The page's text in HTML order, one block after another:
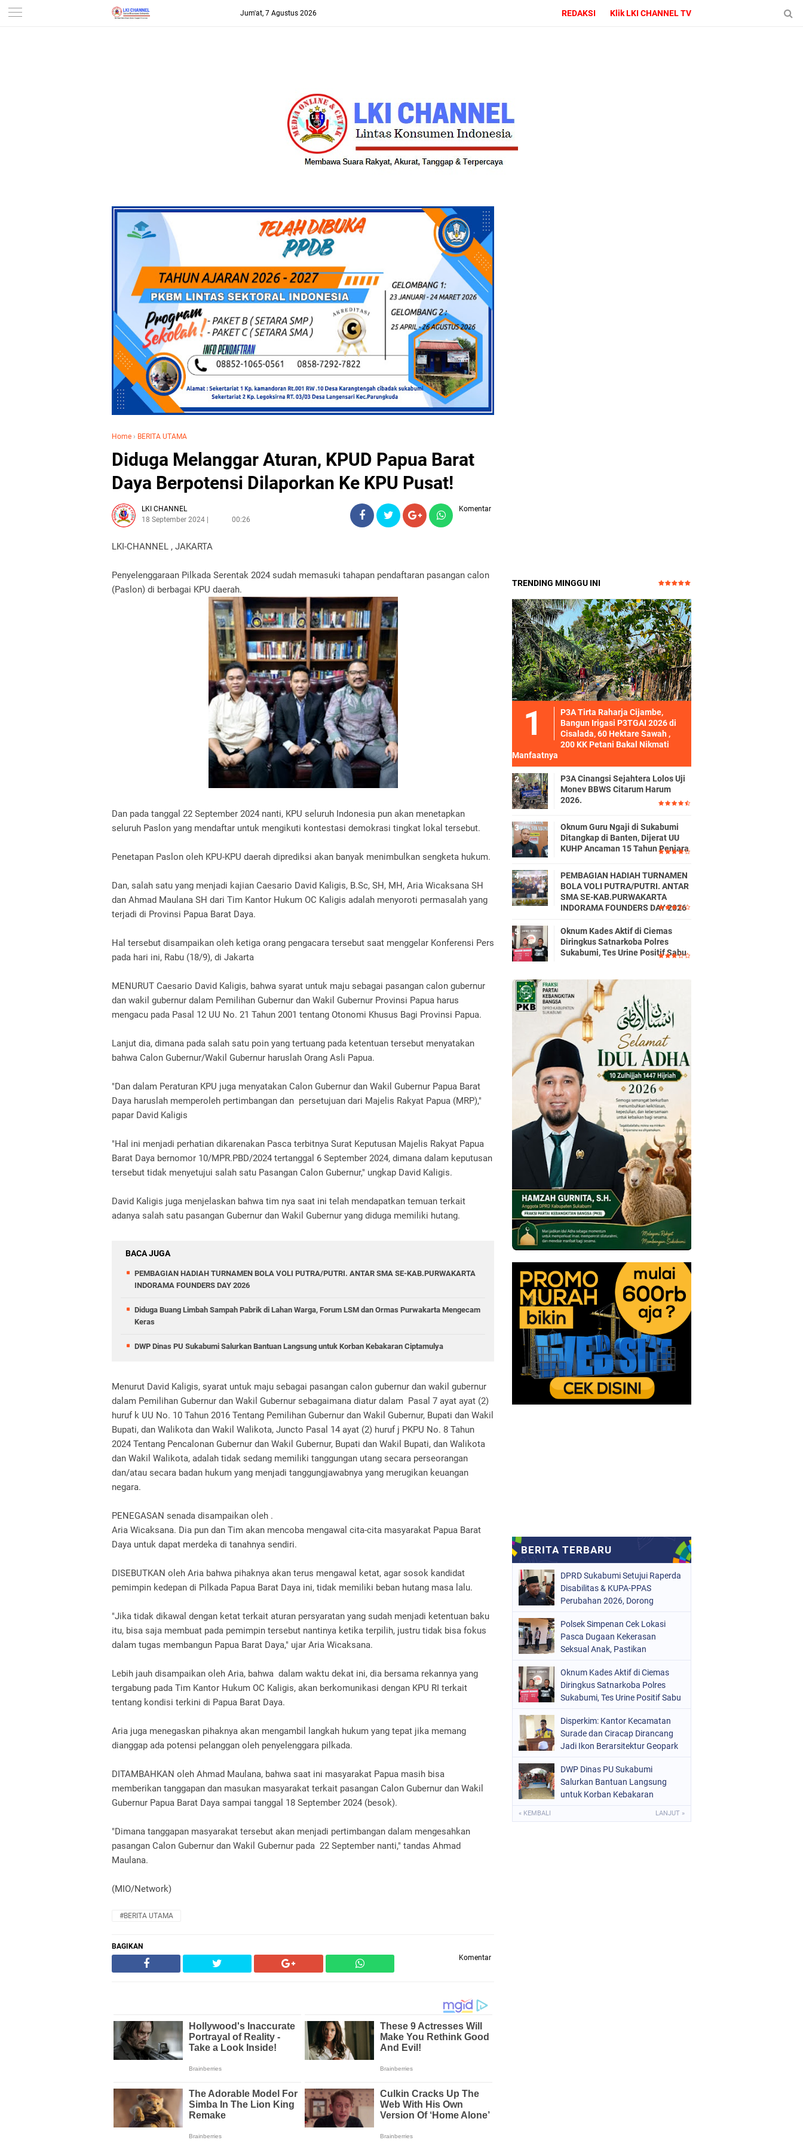
-->
Jum'at, 7 Agustus 2026 REDAKSI Klik LKI CHANNEL TV
Home › BERITA UTAMA
Diduga Melanggar Aturan, KPUD Papua Barat
Daya Berpotensi Dilaporkan Ke KPU Pusat!
LKI CHANNEL
18 September 2024
00:26
Komentar
LKI-CHANNEL , JAKARTA
Penyelenggaraan Pilkada Serentak 2024 sudah memasuki tahapan pendaftaran pasangan calon
(Paslon) di berbagai KPU daerah.
Dan pada tanggal 22 September 2024 nanti, KPU seluruh Indonesia pun akan menetapkan
seluruh Paslon yang mendaftar untuk mengikuti kontestasi demokrasi tingkat lokal tersebut.
Penetapan Paslon oleh KPU-KPU daerah diprediksi akan banyak menimbulkan sengketa hukum.
Dan, salah satu yang menjadi kajian Caesario David Kaligis, B.Sc, SH, MH, Aria Wicaksana SH
dan Ahmad Maulana SH dari Tim Kantor Hukum OC Kaligis adalah menyoroti permasalah yang
terjadi di Provinsi Papua Barat Daya.
Hal tersebut disampaikan oleh ketiga orang pengacara tersebut saat menggelar Konferensi Pers
pada hari ini, Rabu (18/9), di Jakarta
MENURUT Caesario David Kaligis, bahwa syarat untuk maju sebagai pasangan calon gubernur
dan wakil gubernur dalam Pemilihan Gubernur dan Wakil Gubernur Provinsi Papua harus
mengacu pada Pasal 12 UU No. 21 Tahun 2001 tentang Otonomi Khusus Bagi Provinsi Papua.
Lanjut dia, dimana pada salah satu poin yang tertuang pada ketentuan tersebut menyatakan
bahwa Calon Gubernur/Wakil Gubernur haruslah Orang Asli Papua.
"Dan dalam Peraturan KPU juga menyatakan Calon Gubernur dan Wakil Gubernur Papua Barat
Daya haruslah memperoleh pertimbangan dan persetujuan dari Majelis Rakyat Papua (MRP),"
papar David Kaligis
"Hal ini menjadi perhatian dikarenakan Pasca terbitnya Surat Keputusan Majelis Rakyat Papua
Barat Daya bernomor 10/MPR.PBD/2024 tertanggal 6 September 2024, dimana dalam keputusan
tersebut tidak menyetujui salah satu Pasangan Calon Gubernur," ungkap David Kaligis.
David Kaligis juga menjelaskan bahwa tim nya saat ini telah mendapatkan temuan terkait
adanya salah satu pasangan Gubernur dan Wakil Gubernur yang diduga memiliki hutang.
BACA JUGA
PEMBAGIAN HADIAH TURNAMEN BOLA VOLI PUTRA/PUTRI. ANTAR SMA SE-KAB.PURWAKARTA
INDORAMA FOUNDERS DAY 2026
Diduga Buang Limbah Sampah Pabrik di Lahan Warga, Forum LSM dan Ormas Purwakarta Mengecam
Keras
DWP Dinas PU Sukabumi Salurkan Bantuan Langsung untuk Korban Kebakaran Ciptamulya
Menurut David Kaligis, syarat untuk maju sebagai pasangan calon gubernur dan wakil gubernur
dalam Pemilihan Gubernur dan Wakil Gubernur sebagaimana diatur dalam Pasal 7 ayat ayat (2)
huruf k UU No. 10 Tahun 2016 Tentang Pemilihan Gubernur dan Wakil Gubernur, Bupati dan Wakil
Bupati, dan Walikota dan Wakil Walikota, Juncto Pasal 14 ayat (2) huruf j PKPU No. 8 Tahun
2024 Tentang Pencalonan Gubernur dan Wakil Gubernur, Bupati dan Wakil Bupati, dan Walikota
dan Wakil Walikota, adalah tidak sedang memiliki tanggungan utang secara perseorangan
dan/atau secara badan hukum yang menjadi tanggungjawabnya yang merugikan keuangan
negara.
PENEGASAN senada disampaikan oleh .
Aria Wicaksana. Dia pun dan Tim akan mencoba mengawal cita-cita masyarakat Papua Barat
Daya untuk dapat merdeka di tanahnya sendiri.
DISEBUTKAN oleh Aria bahwa pihaknya akan terus mengawal ketat, agar sosok kandidat
pemimpin kedepan di Pilkada Papua Barat Daya ini, tidak memiliki beban hutang masa lalu.
"Jika tidak dikawal dengan ketat terkait aturan persyaratan yang sudah menjadi ketentuan baku
itu, bisa saja membuat pada pemimpin tersebut nantinya ketika terpilih, justru tidak bisa fokus
dalam tugas membangun Papua Barat Daya," ujar Aria Wicaksana.
Lebih jauh disampaikan oleh Aria, bahwa dalam waktu dekat ini, dia bersama rekannya yang
tergabung pada Tim Kantor Hukum OC Kaligis, akan berkomunikasi dengan KPU RI terkait
tentang kondisi terkini di Papua Barat Daya.
Aria juga menegaskan pihaknya akan mengambil langkah hukum yang tepat jika memang
dianggap ada potensi pelanggan oleh penyelenggara pilkada.
DITAMBAHKAN oleh Ahmad Maulana, bahwa saat ini masyarakat Papua masih bisa
memberikan tanggapan dan masukan masyarakat terkait pasangan Calon Gubernur dan Wakil
Gubernur Papua Barat Daya sampai tanggal 18 September 2024 (besok).
"Dimana tanggapan masyarakat tersebut akan menjadi pertimbangan dalam mengesahkan
pasangan Calon Gubernur dan Wakil Gubernur pada 22 September nanti," tandas Ahmad
Maulana.
(MIO/Network)
#BERITA UTAMA
BAGIKAN
Komentar
TRENDING MINGGU INI
P3A Tirta Raharja Cijambe,
Bangun Irigasi P3TGAI 2026 di
Cisalada, 60 Hektare Sawah ,
200 KK Petani Bakal Nikmati
Manfaatnya
P3A Cinangsi Sejahtera Lolos Uji
Monev BBWS Citarum Harum
2026.
Oknum Guru Ngaji di Sukabumi
Ditangkap di Banten, Dijerat UU
KUHP Ancaman 15 Tahun Penjara
PEMBAGIAN HADIAH TURNAMEN
BOLA VOLI PUTRA/PUTRI. ANTAR
SMA SE-KAB.PURWAKARTA
INDORAMA FOUNDERS DAY 2026
Oknum Kades Aktif di Ciemas
Diringkus Satnarkoba Polres
Sukabumi, Tes Urine Positif Sabu
DPRD Sukabumi Setujui Raperda
Disabilitas & KUPA-PPAS
Perubahan 2026, Dorong
Polsek Simpenan Cek Lokasi
Pasca Dugaan Kekerasan
Seksual Anak, Pastikan
Oknum Kades Aktif di Ciemas
Diringkus Satnarkoba Polres
Sukabumi, Tes Urine Positif Sabu
Disperkim: Kantor Kecamatan
Surade dan Ciracap Dirancang
Jadi Ikon Berarsitektur Geopark
DWP Dinas PU Sukabumi
Salurkan Bantuan Langsung
untuk Korban Kebakaran
« KEMBALI LANJUT »